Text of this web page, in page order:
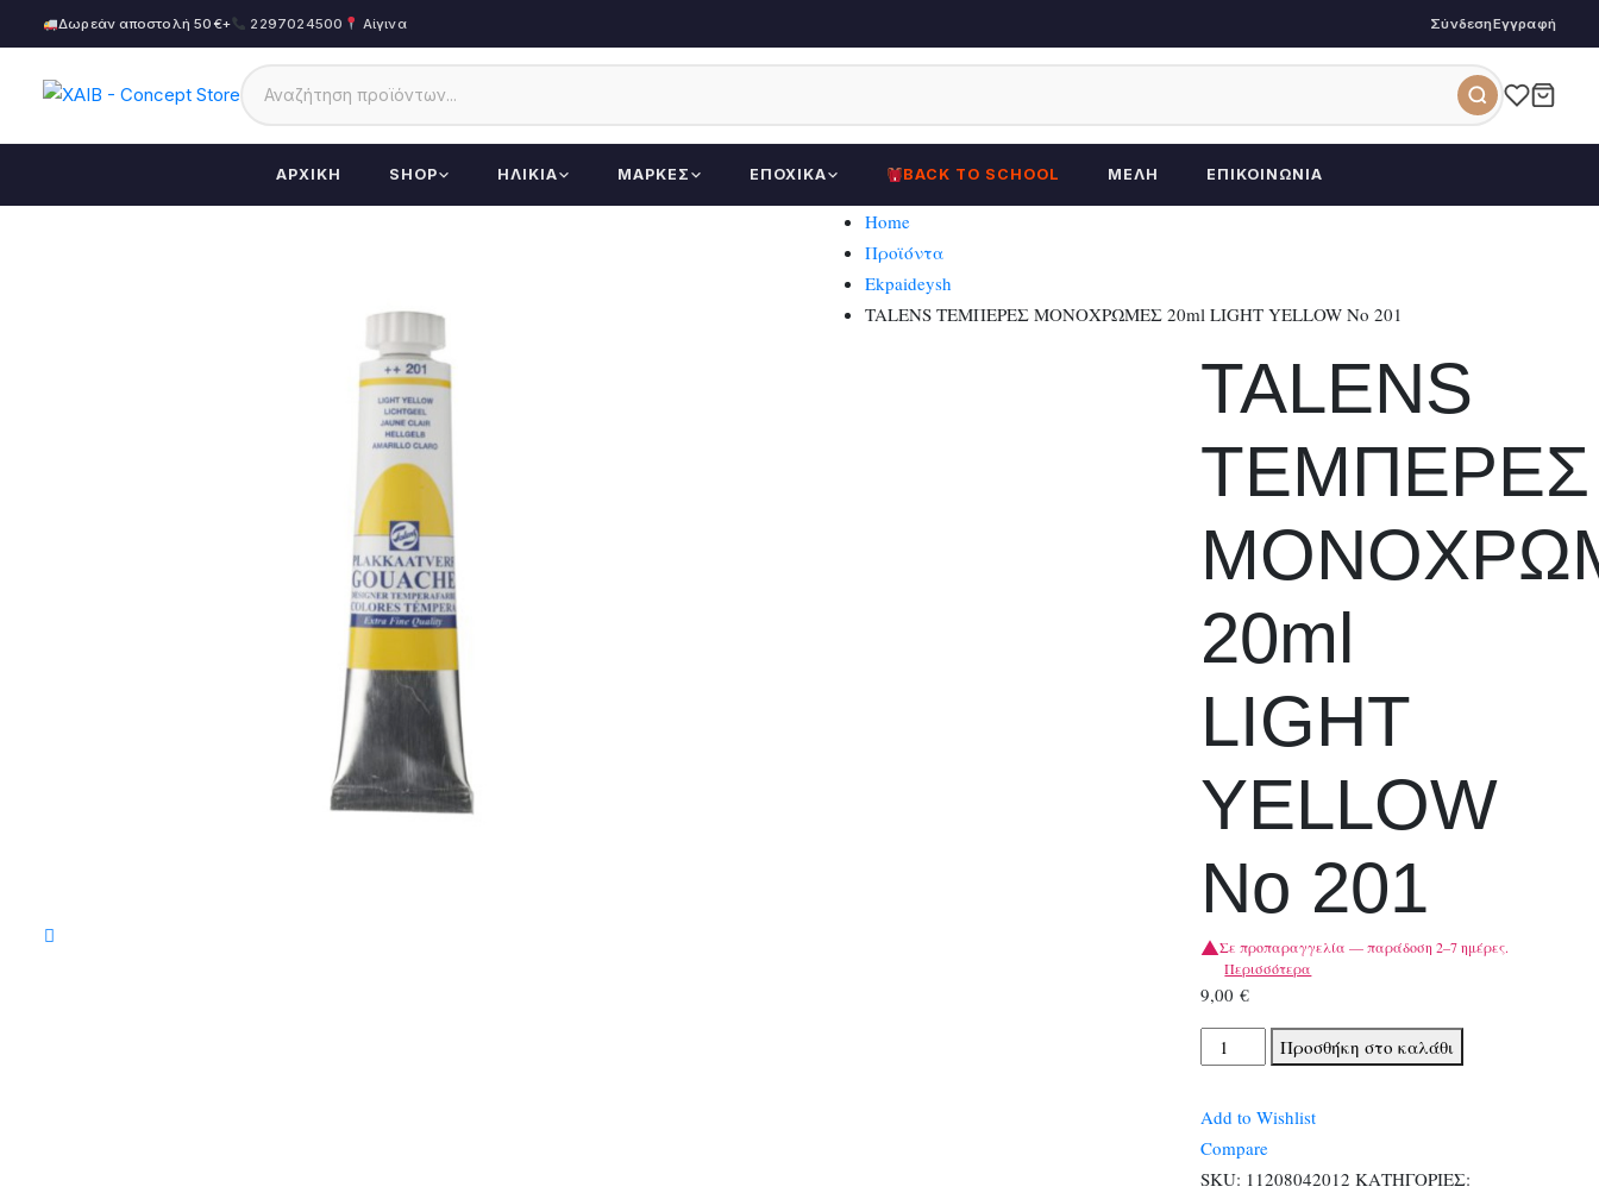
Δωρεάν αποστολή 50€+ 2297024500 Αίγινα ΣύνδεσηΕγγραφή
ΑΡΧΙΚΉ SHOP ΗΛΙΚΊΑ ΜΆΡΚΕΣ ΕΠΟΧΙΚΆ BACK TO SCHOOL ΜΈΛΗ ΕΠΙΚΟΙΝΩΝΊΑ
Home
Προϊόντα
Ekpaideysh
TALENS ΤΕΜΠΕΡΕΣ ΜΟΝΟΧΡΩΜΕΣ 20ml LIGHT YELLOW No 201
TALENS
ΤΕΜΠΕΡΕΣ
20ml
LIGHT
YELLOW
No 201
Σε προπαραγγελία — παράδοση 2–7 ημέρες.
Περισσότερα
9,00€
TALENS
ΤΕΜΠΕΡΕΣ
LIGHT
Προσθήκη στο καλάθι
Add to Wishlist
Compare
SKU: 11208042012 ΚΑΤΗΓΟΡΙΕΣ: